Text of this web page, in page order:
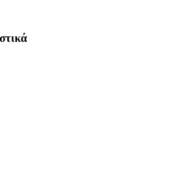
μέσων κοινωνικής
και ανάλυσης.